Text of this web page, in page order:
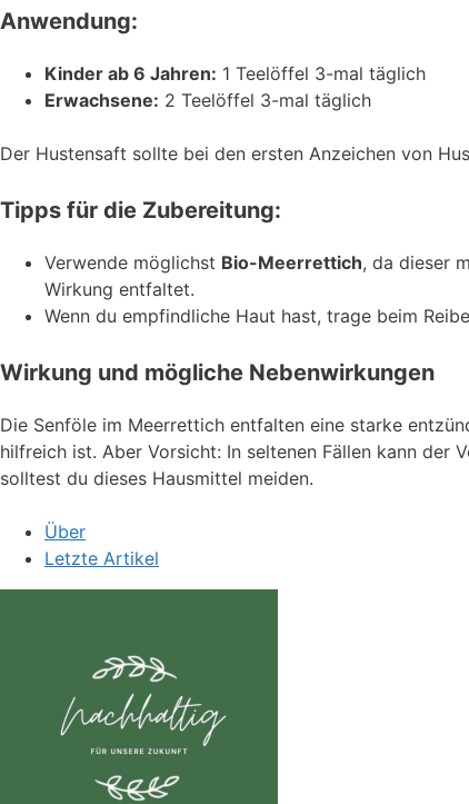
Anwendung:
Kinder ab 6 Jahren: 1 Teelöffel 3-mal täglich
Erwachsene: 2 Teelöffel 3-mal täglich
Der Hustensaft sollte bei den ersten Anzeichen von
Tipps für die Zubereitung:
Verwende möglichst Bio-Meerrettich, da dieser
Wirkung entfaltet.
Wenn du empfindliche Haut hast, trage beim
Wirkung und mögliche Nebenwirkungen
Die Senföle im Meerrettich entfalten eine starke
hilfreich ist. Aber Vorsicht: In seltenen Fällen kann der
solltest du dieses Hausmittel meiden.
Über
Letzte Artikel